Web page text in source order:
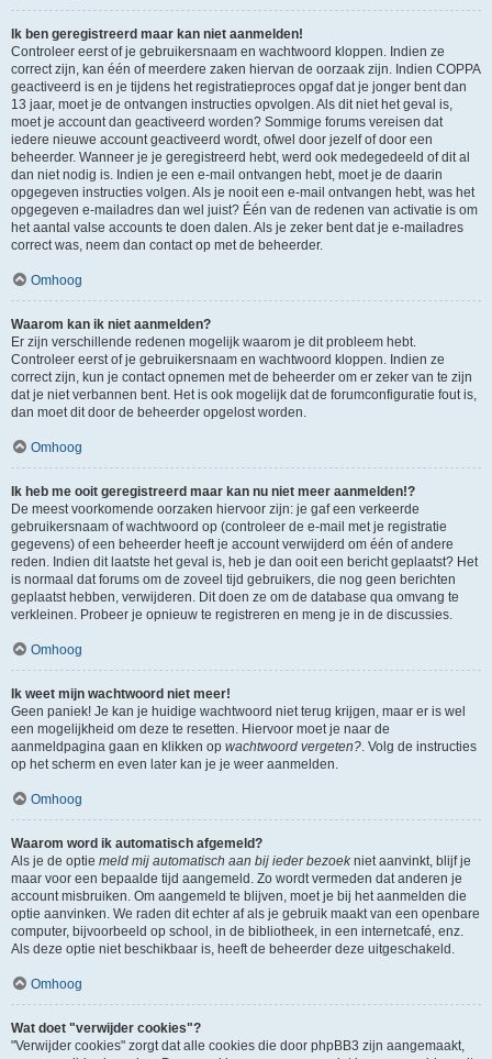
Ik ben geregistreerd maar kan niet aanmelden!
Controleer eerst of je gebruikersnaam en wachtwoord kloppen. Indien ze
correct zijn, kan één of meerdere zaken hiervan de oorzaak zijn. Indien COPPA
geactiveerd is en je tijdens het registratieproces opgaf dat je jonger bent dan
13 jaar, moet je de ontvangen instructies opvolgen. Als dit niet het geval is,
moet je account dan geactiveerd worden? Sommige forums vereisen dat
iedere nieuwe account geactiveerd wordt, ofwel door jezelf of door een
beheerder. Wanneer je je geregistreerd hebt, werd ook medegedeeld of dit al
dan niet nodig is. Indien je een e-mail ontvangen hebt, moet je de daarin
opgegeven instructies volgen. Als je nooit een e-mail ontvangen hebt, was het
opgegeven e-mailadres dan wel juist? Één van de redenen van activatie is om
het aantal valse accounts te doen dalen. Als je zeker bent dat je e-mailadres
correct was, neem dan contact op met de beheerder.
Omhoog
Waarom kan ik niet aanmelden?
Er zijn verschillende redenen mogelijk waarom je dit probleem hebt.
Controleer eerst of je gebruikersnaam en wachtwoord kloppen. Indien ze
correct zijn, kun je contact opnemen met de beheerder om er zeker van te zijn
dat je niet verbannen bent. Het is ook mogelijk dat de forumconfiguratie fout is,
dan moet dit door de beheerder opgelost worden.
Omhoog
Ik heb me ooit geregistreerd maar kan nu niet meer aanmelden!?
De meest voorkomende oorzaken hiervoor zijn: je gaf een verkeerde
gebruikersnaam of wachtwoord op (controleer de e-mail met je registratie
gegevens) of een beheerder heeft je account verwijderd om één of andere
reden. Indien dit laatste het geval is, heb je dan ooit een bericht geplaatst? Het
is normaal dat forums om de zoveel tijd gebruikers, die nog geen berichten
geplaatst hebben, verwijderen. Dit doen ze om de database qua omvang te
verkleinen. Probeer je opnieuw te registreren en meng je in de discussies.
Omhoog
Ik weet mijn wachtwoord niet meer!
Geen paniek! Je kan je huidige wachtwoord niet terug krijgen, maar er is wel
een mogelijkheid om deze te resetten. Hiervoor moet je naar de
aanmeldpagina gaan en klikken op wachtwoord vergeten?. Volg de instructies
op het scherm en even later kan je je weer aanmelden.
Omhoog
Waarom word ik automatisch afgemeld?
Als je de optie meld mij automatisch aan bij ieder bezoekniet aanvinkt, blijf je
maar voor een bepaalde tijd aangemeld. Zo wordt vermeden dat anderen je
account misbruiken. Om aangemeld te blijven, moet je bij het aanmelden die
optie aanvinken. We raden dit echter af als je gebruik maakt van een openbare
computer, bijvoorbeeld op school, in de bibliotheek, in een internetcafé, enz.
Als deze optie niet beschikbaar is, heeft de beheerder deze uitgeschakeld.
Omhoog
Wat doet "verwijder cookies"?
"Verwijder cookies" zorgt dat alle cookies die door phpBB3 zijn aangemaakt,